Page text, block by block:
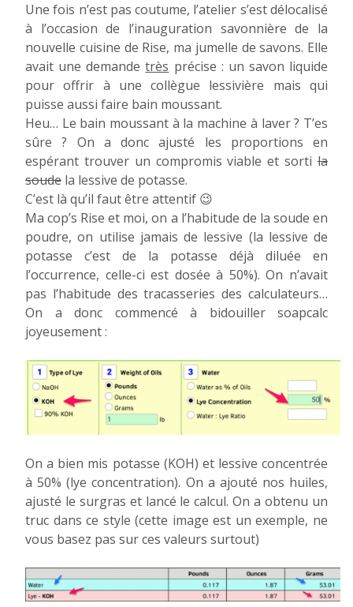
Une fois n’est pas coutume, l’atelier s’est délocalisé
à l’occasion de l’inauguration savonnière de la
nouvelle cuisine de Rise, ma jumelle de savons. Elle
avait une demandetrès précise : un savon liquide
pour offrir à une collègue lessivière mais qui
puisse aussi faire bain moussant.
Heu… Le bain moussant à la machine à laver ? T’es
sûre ? On a donc ajusté les proportions en
espérant trouver un compromis viable et sorti la
soude la lessive de potasse.
C’est là qu’il faut être attentif 😉
Ma cop’s Rise et moi, on a l’habitude de la soude en
poudre, on utilise jamais de lessive (la lessive de
potasse c’est de la potasse déjà diluée en
l’occurrence, celle-ci est dosée à 50%). On n’avait
pas l’habitude des tracasseries des calculateurs…
On a donc commencé à bidouiller soapcalc
joyeusement :
On a bien mis potasse (KOH) et lessive concentrée
à 50% (lye concentration). On a ajouté nos huiles,
ajusté le surgras et lancé le calcul. On a obtenu un
truc dans ce style (cette image est un exemple, ne
vous basez pas sur ces valeurs surtout)